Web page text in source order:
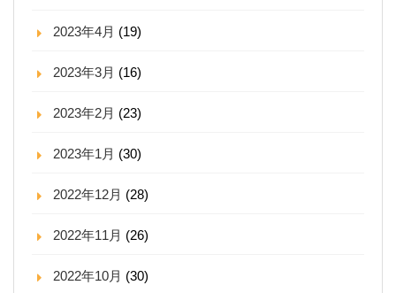
2023年4月 (19)
2023年3月 (16)
2023年2月 (23)
2023年1月 (30)
2022年12月 (28)
2022年11月 (26)
2022年10月 (30)